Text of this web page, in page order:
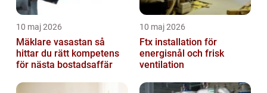
10 maj 2026
Mäklare vasastan så
hittar du rätt kompetens
för nästa bostadsaffär
10 maj 2026
Ftx installation för
energisnål och frisk
ventilation